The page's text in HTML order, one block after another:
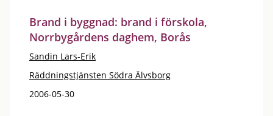
Brand i byggnad: brand i förskola,
Norrbygårdens daghem, Borås
Sandin Lars-Erik
Räddningstjänsten Södra Älvsborg
2006-05-30